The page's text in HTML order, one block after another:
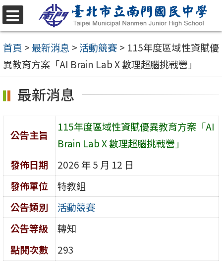
跳
至
主
要
容
選
單
首頁 >最新消息 > 活動競賽 > 115年度區域性資賦優
異教育方案「AI Brain Lab X 數理超腦挑戰營」
最新消息
公告主旨
115年度區域性資賦優異教育方案「AI
Brain Lab X 數理超腦挑戰營」
發佈日期
2026 年 5 月 12 日
發佈單位
特教組
公告類別
活動競賽
公告等級
轉知
點閱次數
293